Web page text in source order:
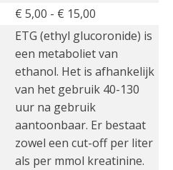
€ 5,00 - € 15,00
ETG (ethyl glucoronide) is
een metaboliet van
ethanol. Het is afhankelijk
van het gebruik 40-130
uur na gebruik
aantoonbaar. Er bestaat
zowel een cut-off per liter
als per mmol kreatinine.